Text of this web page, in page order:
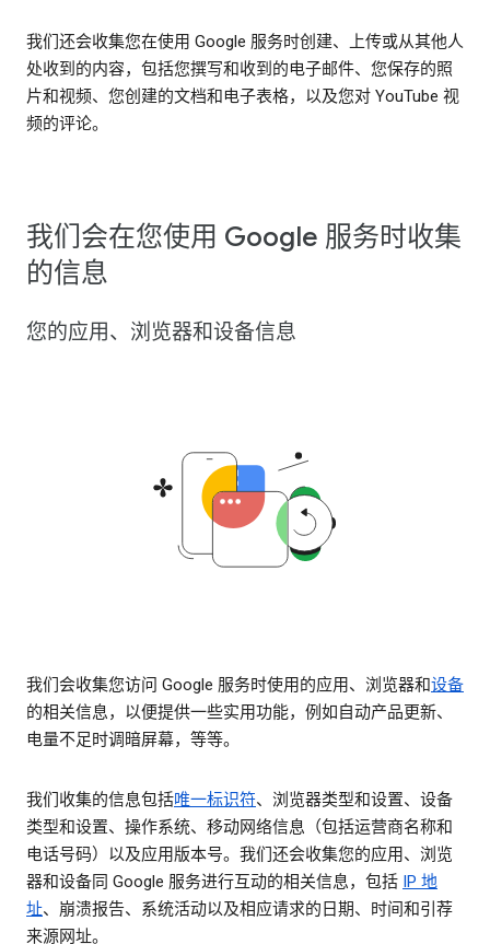
我们还会收集您在使用 Google 服务时创建、上传或从其他人
处收到的内容，包括您撰写和收到的电子邮件、您保存的照
片和视频、您创建的文档和电子表格，以及您对 YouTube 视
频的评论。
我们会在您使用 Google 服务时收集
的信息
您的应用、浏览器和设备信息
我们会收集您访问 Google 服务时使用的应用、浏览器和设备
的相关信息，以便提供一些实用功能，例如自动产品更新、
电量不足时调暗屏幕，等等。
我们收集的信息包括唯一标识符、浏览器类型和设置、设备
类型和设置、操作系统、移动网络信息（包括运营商名称和
电话号码）以及应用版本号。我们还会收集您的应用、浏览
器和设备同 Google 服务进行互动的相关信息，包括 IP 地
址、崩溃报告、系统活动以及相应请求的日期、时间和引荐
来源网址。